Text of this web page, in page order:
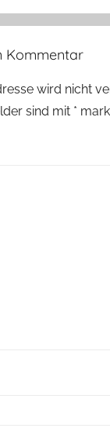
Kommentar
wird nicht
sind mit *